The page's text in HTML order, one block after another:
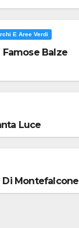
E Aree Verdi
Famose Balze
Luce
Di Montefalcone